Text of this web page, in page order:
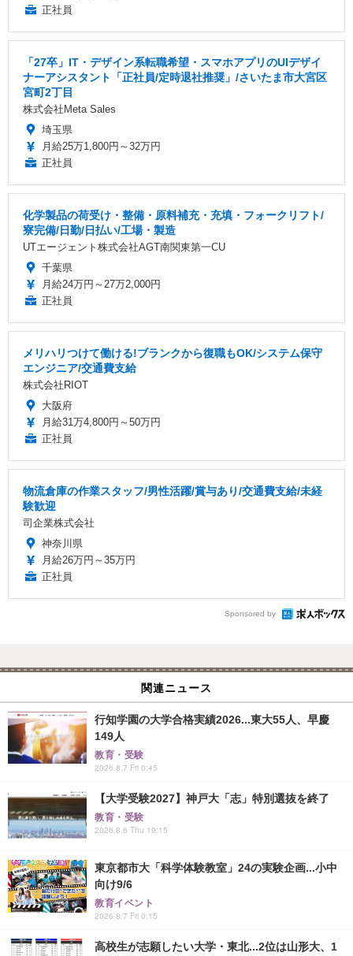
正社員
「27卒」IT・デザイン系転職希望・スマホアプリのUIデザイ
ナーアシスタント「正社員/定時退社推奨」/さいたま市大宮区
宮町2丁目
株式会社Meta Sales
埼玉県
月給25万1,800円～32万円
正社員
化学製品の荷受け・整備・原料補充・充填・フォークリフト/
寮完備/日勤/日払い/工場・製造
UTエージェント株式会社AGT南関東第一CU
千葉県
月給24万円～27万2,000円
正社員
メリハリつけて働ける!ブランクから復職もOK/システム保守
エンジニア/交通費支給
株式会社RIOT
大阪府
月給31万4,800円～50万円
正社員
物流倉庫の作業スタッフ/男性活躍/賞与あり/交通費支給/未経
験歓迎
司企業株式会社
神奈川県
月給26万円～35万円
正社員
Sponsored by
関連ニュース
行知学園の大学合格実績2026...東大55人、早慶
149人
教育・受験
2026.8.7 Fri 0:45
【大学受験2027】神戸大「志」特別選抜を終了
教育・受験
2026.8.6 Thu 19:15
東京都市大「科学体験教室」24の実験企画...小中
向け9/6
教育イベント
2026.8.7 Fri 0:15
高校生が志願したい大学・東北...2位は山形大、1